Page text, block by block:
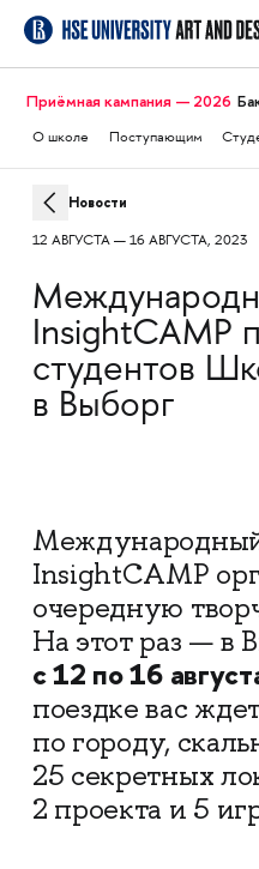
Приёмная кампания — 2026
О школе Поступающим
Новости
12 АВГУСТА — 16 АВГУСТА, 2023
InsightCAMP
студентов
в Выборг
InsightCAMP
очередную
На этот раз — в
с 12 по 16
поездке вас
по городу,
25 секретных
2 проекта и 5